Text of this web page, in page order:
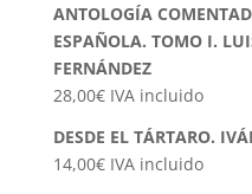
ANTOLOGÍA
ESPAÑOLA. TOMO I.
FERNÁNDEZ
28,00€ IVA incluido
DESDE EL TÁRTARO.
14,00€ IVA incluido